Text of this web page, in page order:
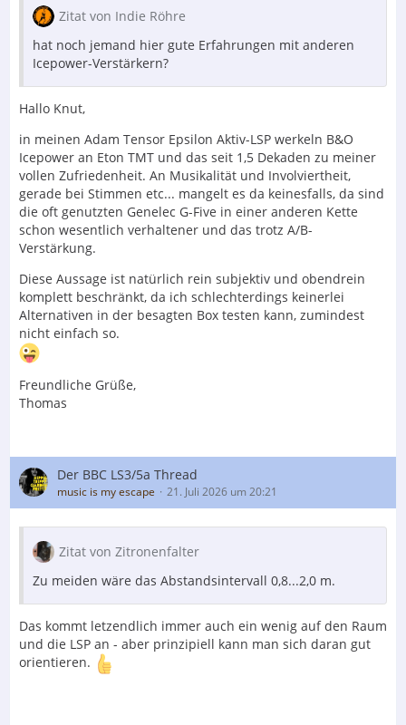
Zitat von Indie Röhre
hat noch jemand hier gute Erfahrungen mit anderen
Icepower-Verstärkern?
Hallo Knut,
in meinen Adam Tensor Epsilon Aktiv-LSP werkeln B&O
Icepower an Eton TMT und das seit 1,5 Dekaden zu meiner
vollen Zufriedenheit. An Musikalität und Involviertheit,
gerade bei Stimmen etc... mangelt es da keinesfalls, da sind
die oft genutzten Genelec G-Five in einer anderen Kette
schon wesentlich verhaltener und das trotz A/B-
Verstärkung.
Diese Aussage ist natürlich rein subjektiv und obendrein
komplett beschränkt, da ich schlechterdings keinerlei
Alternativen in der besagten Box testen kann, zumindest
nicht einfach so.
Freundliche Grüße,
Thomas
Der BBC LS3/5a Thread
music is my escape 21. Juli 2026 um 20:21
Zitat von Zitronenfalter
Zu meiden wäre das Abstandsintervall 0,8...2,0 m.
Das kommt letzendlich immer auch ein wenig auf den Raum
und die LSP an - aber prinzipiell kann man sich daran gut
orientieren.